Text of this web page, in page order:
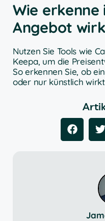
Wie erkenne
Angebot
Nutzen Sie Tools wie
Keepa, um die
So erkennen Sie, ob
oder nur künstlich